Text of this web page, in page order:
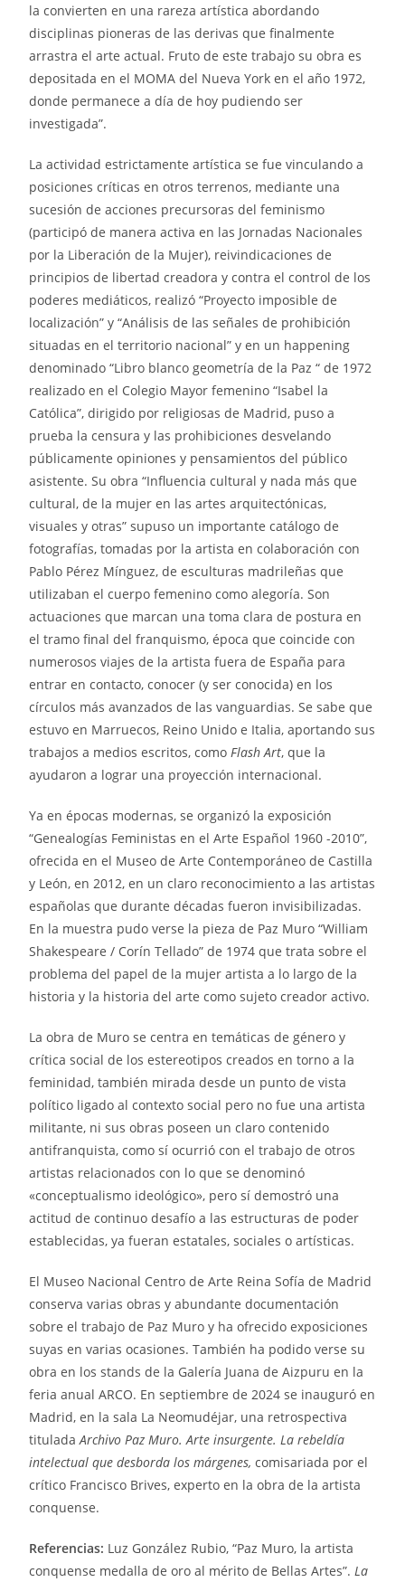
la convierten en una rareza artística abordando
disciplinas pioneras de las derivas que finalmente
arrastra el arte actual. Fruto de este trabajo su obra es
depositada en el MOMA del Nueva York en el año 1972,
donde permanece a día de hoy pudiendo ser
investigada”.
La actividad estrictamente artística se fue vinculando a
posiciones críticas en otros terrenos, mediante una
sucesión de acciones precursoras del feminismo
(participó de manera activa en las Jornadas Nacionales
por la Liberación de la Mujer), reivindicaciones de
principios de libertad creadora y contra el control de los
poderes mediáticos, realizó “Proyecto imposible de
localización” y “Análisis de las señales de prohibición
situadas en el territorio nacional” y en un happening
denominado “Libro blanco geometría de la Paz “ de 1972
realizado en el Colegio Mayor femenino “Isabel la
Católica”, dirigido por religiosas de Madrid, puso a
prueba la censura y las prohibiciones desvelando
públicamente opiniones y pensamientos del público
asistente. Su obra “Influencia cultural y nada más que
cultural, de la mujer en las artes arquitectónicas,
visuales y otras” supuso un importante catálogo de
fotografías, tomadas por la artista en colaboración con
Pablo Pérez Mínguez, de esculturas madrileñas que
utilizaban el cuerpo femenino como alegoría. Son
actuaciones que marcan una toma clara de postura en
el tramo final del franquismo, época que coincide con
numerosos viajes de la artista fuera de España para
entrar en contacto, conocer (y ser conocida) en los
círculos más avanzados de las vanguardias. Se sabe que
estuvo en Marruecos, Reino Unido e Italia, aportando sus
trabajos a medios escritos, como Flash Art, que la
ayudaron a lograr una proyección internacional.
Ya en épocas modernas, se organizó la exposición
“Genealogías Feministas en el Arte Español 1960 -2010”,
ofrecida en el Museo de Arte Contemporáneo de Castilla
y León, en 2012, en un claro reconocimiento a las artistas
españolas que durante décadas fueron invisibilizadas.
En la muestra pudo verse la pieza de Paz Muro “William
Shakespeare / Corín Tellado” de 1974 que trata sobre el
problema del papel de la mujer artista a lo largo de la
historia y la historia del arte como sujeto creador activo.
La obra de Muro se centra en temáticas de género y
crítica social de los estereotipos creados en torno a la
feminidad, también mirada desde un punto de vista
político ligado al contexto social pero no fue una artista
militante, ni sus obras poseen un claro contenido
antifranquista, como sí ocurrió con el trabajo de otros
artistas relacionados con lo que se denominó
«conceptualismo ideológico», pero sí demostró una
actitud de continuo desafío a las estructuras de poder
establecidas, ya fueran estatales, sociales o artísticas.
El Museo Nacional Centro de Arte Reina Sofía de Madrid
conserva varias obras y abundante documentación
sobre el trabajo de Paz Muro y ha ofrecido exposiciones
suyas en varias ocasiones. También ha podido verse su
obra en los stands de la Galería Juana de Aizpuru en la
feria anual ARCO. En septiembre de 2024 se inauguró en
Madrid, en la sala La Neomudéjar, una retrospectiva
tituladaArchivo Paz Muro. Arte insurgente. La rebeldía
intelectual que desborda los márgenes,comisariada por el
crítico Francisco Brives, experto en la obra de la artista
conquense.
Referencias: Luz González Rubio, “Paz Muro, la artista
conquense medalla de oro al mérito de Bellas Artes”. La